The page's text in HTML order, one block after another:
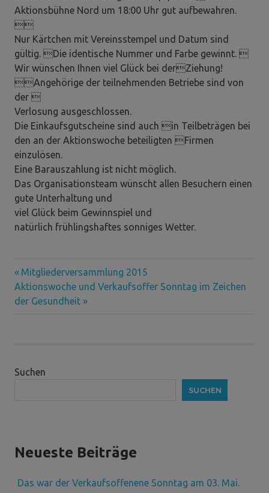
Aktionsbühne Nord um 18:00 Uhr gut aufbewahren.

Nur Kärtchen mit Vereinsstempel und Datum sind
gültig. Die identische Nummer und Farbe gewinnt. 
Wir wünschen Ihnen viel Glück bei derZiehung!
Angehörige der teilnehmenden Betriebe sind von
der 
Verlosung ausgeschlossen.
Die Einkaufsgutscheine sind auch in Teilbeträgen bei
den an der Aktionswoche beteiligten Firmen
einzulösen.
Eine Barauszahlung ist nicht möglich.
Das Organisationsteam wünscht allen Besuchern einen
gute Unterhaltung und
viel Glück beim Gewinnspiel und
natürlich frühlingshaftes sonniges Wetter.
Beitragsnavigation
Vorheriger
Beitrag:
Mitgliederversammlung 2015
Nächster
Beitrag:
Aktionswoche und Verkaufsoffer Sonntag im Zeichen
der Gesundheit
Suchen
SUCHEN
Neueste Beiträge
Das war der Verkaufsoffenene Sonntag am 03. Mai.